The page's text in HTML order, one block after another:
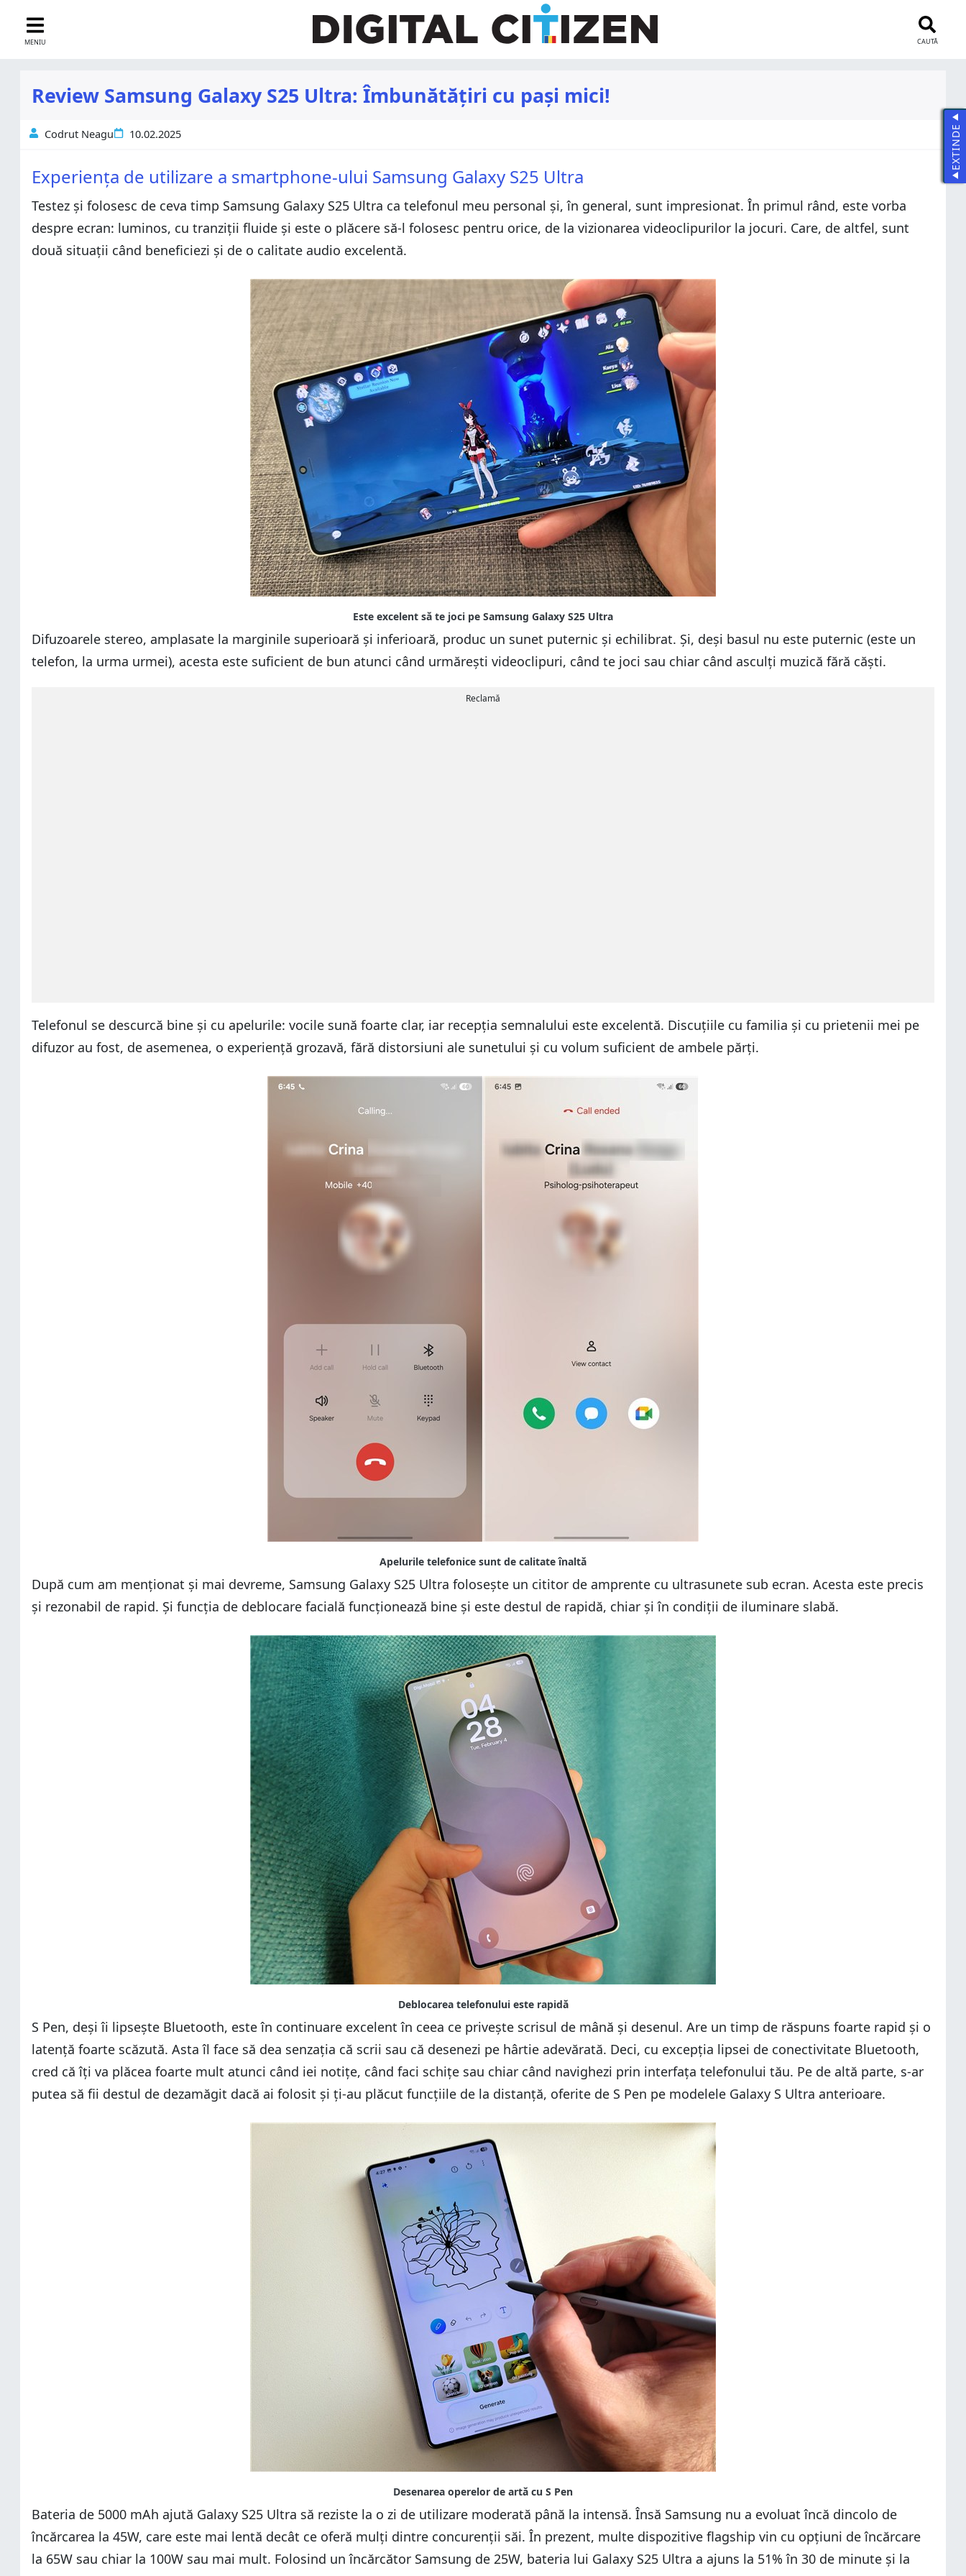
MENIU CAUTĂ
Review Samsung Galaxy S25 Ultra: Îmbunătățiri cu pași mici!
Codrut Neagu 10.02.2025
Experiența de utilizare a smartphone-ului Samsung Galaxy S25 Ultra
Testez și folosesc de ceva timp Samsung Galaxy S25 Ultra ca telefonul meu personal și, în general, sunt impresionat. În primul rând, este vorba
despre ecran: luminos, cu tranziții fluide și este o plăcere să-l folosesc pentru orice, de la vizionarea videoclipurilor la jocuri. Care, de altfel, sunt
două situații când beneficiezi și de o calitate audio excelentă.
Difuzoarele stereo, amplasate la marginile superioară și inferioară, produc un sunet puternic și echilibrat. Și, deși basul nu este puternic (este un
telefon, la urma urmei), acesta este suficient de bun atunci când urmărești videoclipuri, când te joci sau chiar când asculți muzică fără căști.
Reclamă
Telefonul se descurcă bine și cu apelurile: vocile sună foarte clar, iar recepția semnalului este excelentă. Discuțiile cu familia și cu prietenii mei pe
difuzor au fost, de asemenea, o experiență grozavă, fără distorsiuni ale sunetului și cu volum suficient de ambele părți.
După cum am menționat și mai devreme, Samsung Galaxy S25 Ultra folosește un cititor de amprente cu ultrasunete sub ecran. Acesta este precis
și rezonabil de rapid. Și funcția de deblocare facială funcționează bine și este destul de rapidă, chiar și în condiții de iluminare slabă.
S Pen, deși îi lipsește Bluetooth, este în continuare excelent în ceea ce privește scrisul de mână și desenul. Are un timp de răspuns foarte rapid și o
latență foarte scăzută. Asta îl face să dea senzația că scrii sau că desenezi pe hârtie adevărată. Deci, cu excepția lipsei de conectivitate Bluetooth,
cred că îți va plăcea foarte mult atunci când iei notițe, când faci schițe sau chiar când navighezi prin interfața telefonului tău. Pe de altă parte, s-ar
putea să fii destul de dezamăgit dacă ai folosit și ți-au plăcut funcțiile de la distanță, oferite de S Pen pe modelele Galaxy S Ultra anterioare.
Bateria de 5000 mAh ajută Galaxy S25 Ultra să reziste la o zi de utilizare moderată până la intensă. Însă Samsung nu a evoluat încă dincolo de
încărcarea la 45W, care este mai lentă decât ce oferă mulți dintre concurenții săi. În prezent, multe dispozitive flagship vin cu opțiuni de încărcare
la 65W sau chiar la 100W sau mai mult. Folosind un încărcător Samsung de 25W, bateria lui Galaxy S25 Ultra a ajuns la 51% în 30 de minute și la
EXTINDE